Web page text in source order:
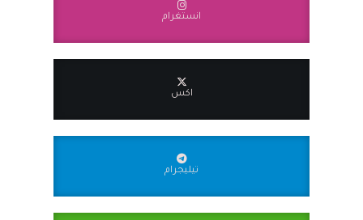
انستغرام
اكس
تيليجرام